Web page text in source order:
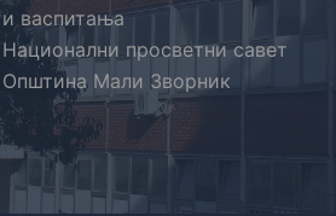
и васпитања
Национални просветни савет
Општина Мали Зворник